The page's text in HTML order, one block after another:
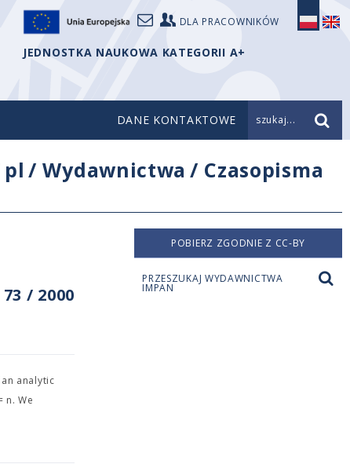
DLA PRACOWNIKÓW
JEDNOSTKA NAUKOWA KATEGORII A+
DANE KONTAKTOWE szukaj...
pl /Wydawnictwa / Czasopisma
/ 2000
analytic
n. We
POBIERZ ZGODNIE Z CC-BY
PRZESZUKAJ WYDAWNICTWA
IMPAN